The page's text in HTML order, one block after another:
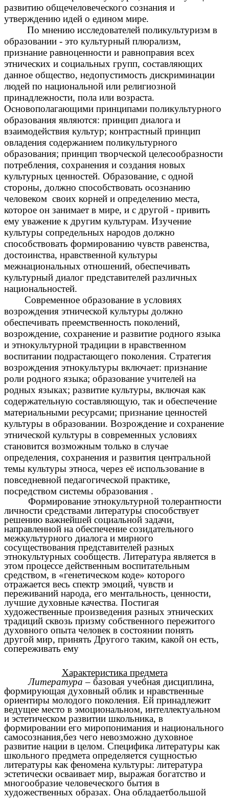
развитию общечеловеческого сознания и
утверждению идей о едином мире.
По мнению исследователей поликультуризм в
образовании - это культурный плюрализм,
признание равноценности и равноправия всех
этнических и социальных групп, составляющих
данное общество, недопустимость дискриминации
людей по национальной или религиозной
принадлежности, пола или возраста.
Основополагающими принципами поликультурного
образования являются: принцип диалога и
взаимодействия культур; контрастный принцип
овладения содержанием поликультурного
образования; принцип творческой целесообразности
потребления, сохранения и создания новых
культурных ценностей. Образование, с одной
стороны, должно способствовать осознанию
человеком своих корней и определению места,
которое он занимает в мире, и с другой - привить
ему уважение к другим культурам. Изучение
культуры сопредельных народов должно
способствовать формированию чувств равенства,
достоинства, нравственной культуры
межнациональных отношений, обеспечивать
культурный диалог представителей различных
национальностей.
Современное образование в условиях
возрождения этнической культуры должно
обеспечивать преемственность поколений,
возрождение, сохранение и развитие родного языка
и этнокультурной традиции в нравственном
воспитании подрастающего поколения. Стратегия
возрождения этнокультуры включает: признание
роли родного языка; образование учителей на
родных языках; развитие культуры, включая как
содержательную составляющую, так и обеспечение
материальными ресурсами; признание ценностей
культуры в образовании. Возрождение и сохранение
этнической культуры в современных условиях
становится возможным только в случае
определения, сохранения и развития центральной
темы культуры этноса, через её использование в
повседневной педагогической практике,
посредством системы образования .
Формирование этнокультурной толерантности
личности средствами литературы способствует
решению важнейшей социальной задачи,
направленной на обеспечение созидательного
межкультурного диалога и мирного
сосуществования представителей разных
этнокультурных сообществ. Литература является в
этом процессе действенным воспитательным
средством, в «генетическом коде» которого
отражается весь спектр эмоций, чувств и
переживаний народа, его ментальность, ценности,
лучшие духовные качества. Постигая
художественные произведения разных этнических
традиций сквозь призму собственного пережитого
духовного опыта человек в состоянии понять
другой мир, принять Другого таким, какой он есть,
сопереживать ему
Характеристика предмета
Литература – базовая учебная дисциплина,
формирующая духовный облик и нравственные
ориентиры молодого поколения. Ей принадлежит
ведущее место в эмоциональном, интеллектуальном
и эстетическом развитии школьника, в
формировании его миропонимания и национального
самосознания,без чего невозможно духовное
развитие нации в целом. Специфика литературы как
школьного предмета определяется сущностью
литературы как феномена культуры: литература
эстетически осваивает мир, выражая богатство и
многообразие человеческого бытия в
художественных образах. Она обладаетбольшой